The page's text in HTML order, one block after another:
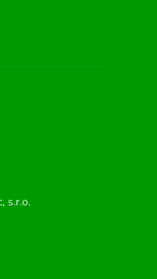
s.r.o.